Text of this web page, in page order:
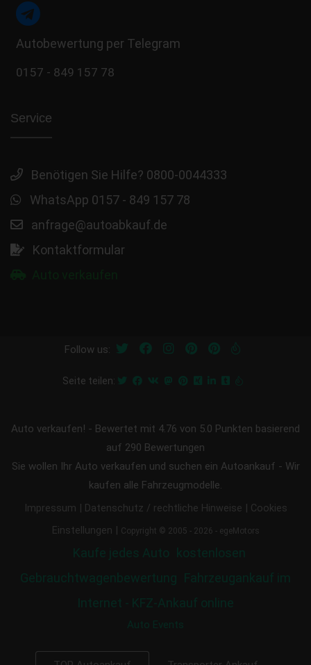
Autobewertung per Telegram
0157 - 849 157 78
Service
Benötigen Sie Hilfe? 0800-0044333
WhatsApp 0157 - 849 157 78
anfrage@autoabkauf.de
Kontaktformular
Follow us:
Seite teilen:
Auto verkaufen! - Bewertet mit 4.76 von 5.0 Punkten basierend
auf 290 Bewertungen
Sie wollen Ihr Auto verkaufen und suchen ein Autoankauf - Wir
kaufen alle Fahrzeugmodelle.
Impressum | Datenschutz / rechtliche Hinweise | Cookies
Einstellungen | Copyright © 2005 - 2026 - egeMotors
Kaufe jedes Auto kostenlosen
Gebrauchtwagenbewertung Fahrzeugankauf im
Internet - KFZ-Ankauf online
Auto Events